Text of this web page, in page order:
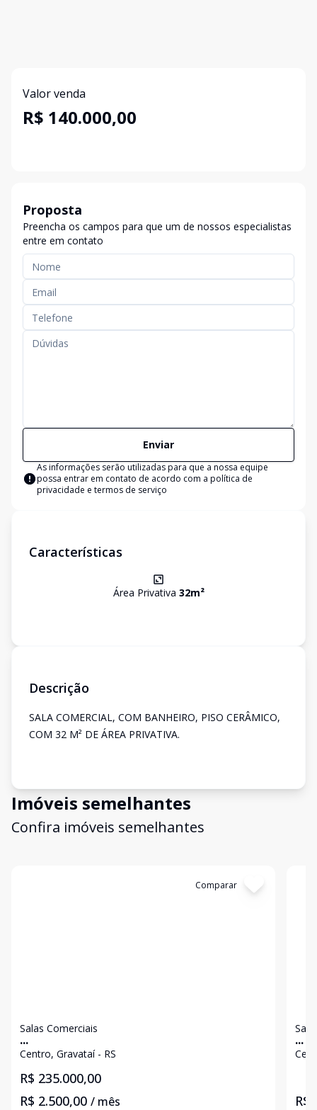
Valor venda
R$ 140.000,00
Proposta
Preencha os campos para que um de nossos especialistas
entre em contato
Enviar
As informações serão utilizadas para que a nossa equipe
possa entrar em contato de acordo com a política de
privacidade e termos de serviço
Características
Área Privativa 32m²
Descrição
SALA COMERCIAL, COM BANHEIRO, PISO CERÂMICO,
COM 32 M² DE ÁREA PRIVATIVA.
Imóveis semelhantes
Confira imóveis semelhantes
Comparar
Salas Comerciais
...
Centro, Gravataí - RS
R$ 235.000,00
R$ 2.500,00 / mês
...
R$